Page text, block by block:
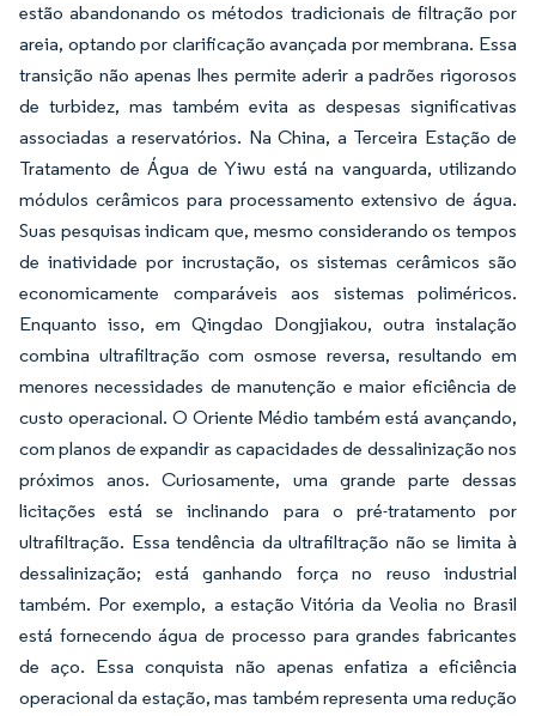
estão abandonando os métodos tradicionais de filtração por
areia, optando por clarificação avançada por membrana. Essa
transição não apenas lhes permite aderir a padrões rigorosos
de turbidez, mas também evita as despesas significativas
associadas a reservatórios. Na China, a Terceira Estação de
Tratamento de Água de Yiwu está na vanguarda, utilizando
módulos cerâmicos para processamento extensivo de água.
Suas pesquisas indicam que, mesmo considerando os tempos
de inatividade por incrustação, os sistemas cerâmicos são
economicamente comparáveis aos sistemas poliméricos.
Enquanto isso, em Qingdao Dongjiakou, outra instalação
combina ultrafiltração com osmose reversa, resultando em
menores necessidades de manutenção e maior eficiência de
custo operacional. O Oriente Médio também está avançando,
com planos de expandir as capacidades de dessalinização nos
próximos anos. Curiosamente, uma grande parte dessas
licitações está se inclinando para o pré-tratamento por
ultrafiltração. Essa tendência da ultrafiltração não se limita à
dessalinização; está ganhando força no reuso industrial
também. Por exemplo, a estação Vitória da Veolia no Brasil
está fornecendo água de processo para grandes fabricantes
de aço. Essa conquista não apenas enfatiza a eficiência
operacional da estação, mas também representa uma redução